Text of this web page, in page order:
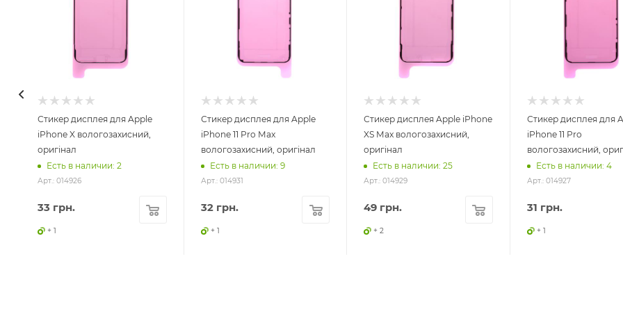
Стикер дисплея для Apple
iPhone X вологозахисний,
оригінал
Есть в наличии: 2
Арт.: 014926
33 грн.
+ 1
Стикер дисплея для Apple
iPhone 11 Pro Max
вологозахисний, оригінал
Есть в наличии: 9
Арт.: 014931
32грн.
+ 1
Стикер дисплея Apple iPhone
XS Max вологозахисний,
оригінал
Есть в наличии: 25
Арт.: 014929
49 грн.
+ 2
Стикер дисплея для
iPhone 11 Pro
вологозахисний,
Есть в наличии: 4
Арт.: 014927
31 грн.
+ 1